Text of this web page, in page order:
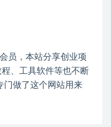
员，本站分享创业项
、工具软件等也不断
门做了这个网站用来